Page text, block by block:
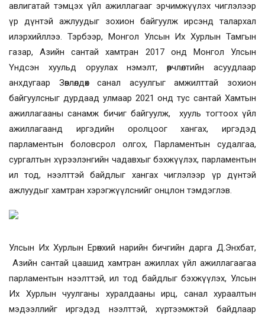
авлигатай тэмцэх үйл ажиллагааг эрчимжүүлэх чиглэлээр
үр дүнтэй ажлуудыг зохион байгуулж ирсэнд талархал
илэрхийллээ. Тэрбээр, Монгол Улсын Их Хурлын Тамгын
газар, Азийн сантай хамтран 2017 онд Монгол Улсын
Үндсэн хуульд оруулах нэмэлт, өөрчлөлтийн асуудлаар
анхдугаар Зөвлөлдөх санал асуулгыг амжилттай зохион
байгуулсныг дурдаад улмаар 2021 онд тус сантай Хамтын
ажиллагааны санамж бичиг байгуулж, хууль тогтоох үйл
ажиллагаанд иргэдийн оролцоог хангах, иргэдэд
парламентын боловсрол олгох, Парламентын судалгаа,
сургалтын хүрээлэнгийн чадавхыг бэхжүүлэх, парламентын
ил тод, нээлттэй байдлыг хангах чиглэлээр үр дүнтэй
ажлуудыг хамтран хэрэгжүүлснийг онцлон тэмдэглэв.
Улсын Их Хурлын Ерөнхий нарийн бичгийн дарга Д.Энхбат,
Азийн сантай цаашид хамтран ажиллах үйл ажиллагаагаа
парламентын нээлттэй, ил тод байдлыг бэхжүүлэх, Улсын
Их Хурлын чуулганы хуралдааны ирц, санал хураалтын
мэдээллийг иргэдэд нээлттэй, хүртээмжтэй байдлаар